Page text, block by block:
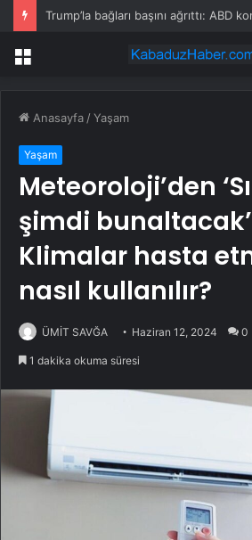
Menü
Anasayfa /Yaşam
Yaşam
Meteoroloji’den
şimdi bunaltacak’
Klimalar hasta
nasıl kullanılır?
ÜMİT SAVĞA Haziran 12, 2024 0
1 dakika okuma süresi